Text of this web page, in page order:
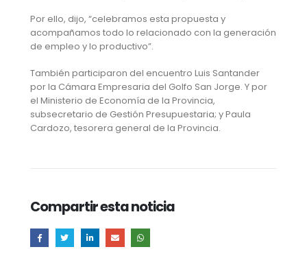
Por ello, dijo, “celebramos esta propuesta y
acompañamos todo lo relacionado con la generación
de empleo y lo productivo”.
También participaron del encuentro Luis Santander
por la Cámara Empresaria del Golfo San Jorge. Y por
el Ministerio de Economía de la Provincia,
subsecretario de Gestión Presupuestaria; y Paula
Cardozo, tesorera general de la Provincia.
Compartir esta noticia